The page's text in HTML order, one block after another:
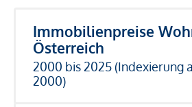
Immobilienpreise
Österreich
2000 bis 2025 (Indexierung
2000)